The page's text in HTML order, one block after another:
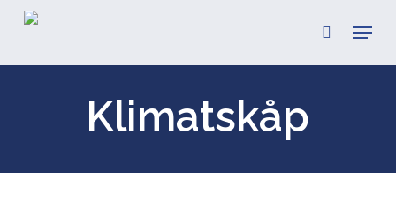
search
Menu
Klimatskåp